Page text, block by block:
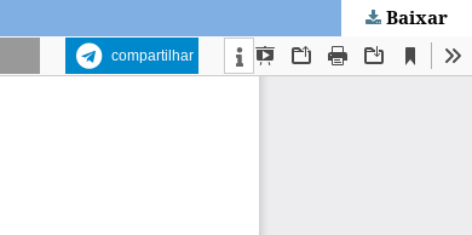
Baixar
compartilhar